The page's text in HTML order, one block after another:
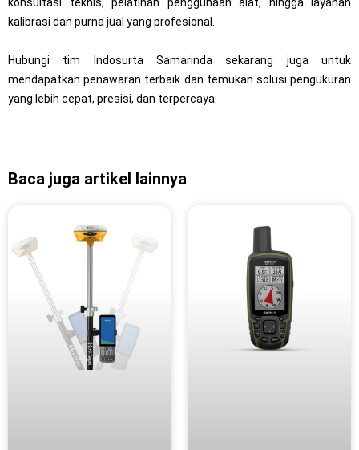
kalibrasi dan purna jual yang profesional.
Hubungi tim Indosurta Samarinda sekarang juga untuk
mendapatkan penawaran terbaik dan temukan solusi pengukuran
yang lebih cepat, presisi, dan terpercaya.
Baca juga artikel lainnya